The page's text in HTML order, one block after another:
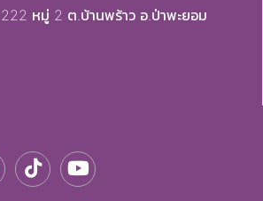
หมู่ 2 ต.บ้านพร้าว อ.ป่าพะยอม